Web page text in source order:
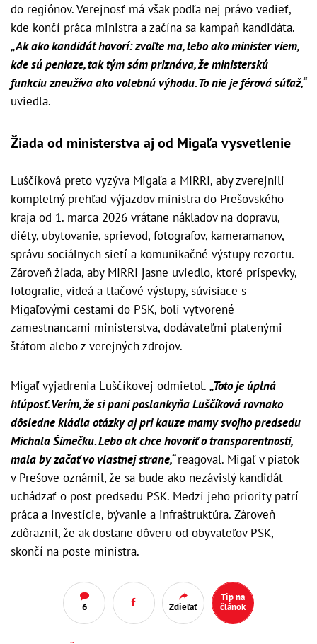
do regiónov. Verejnosť má však podľa nej právo vedieť,
kde končí práca ministra a začína sa kampaň kandidáta.
„Ak ako kandidát hovorí: zvoľte ma, lebo ako minister viem,
kde sú peniaze, tak tým sám priznáva, že ministerskú
funkciu zneužíva ako volebnú výhodu. To nie je férová súťaž,“
uviedla.
Žiada od ministerstva aj od Migaľa vysvetlenie
Luščíková preto vyzýva Migaľa a MIRRI, aby zverejnili
kompletný prehľad výjazdov ministra do Prešovského
kraja od 1. marca 2026 vrátane nákladov na dopravu,
diéty, ubytovanie, sprievod, fotografov, kameramanov,
správu sociálnych sietí a komunikačné výstupy rezortu.
Zároveň žiada, aby MIRRI jasne uviedlo, ktoré príspevky,
fotografie, videá a tlačové výstupy, súvisiace s
Migaľovými cestami do PSK, boli vytvorené
zamestnancami ministerstva, dodávateľmi platenými
štátom alebo z verejných zdrojov.
Migaľ vyjadrenia Luščíkovej odmietol. „Toto je úplná
hlúposť. Verím, že si pani poslankyňa Luščíková rovnako
dôsledne kládla otázky aj pri kauze mamy svojho predsedu
Michala Šimečku. Lebo ak chce hovoriť o transparentnosti,
mala by začať vo vlastnej strane,“reagoval. Migaľ v piatok
v Prešove oznámil, že sa bude ako nezávislý kandidát
uchádzať o post predsedu PSK. Medzi jeho priority patrí
práca a investície, bývanie a infraštruktúra. Zároveň
zdôraznil, že ak dostane dôveru od obyvateľov PSK,
skončí na poste ministra.
6 Zdieľať
Tip na
článok